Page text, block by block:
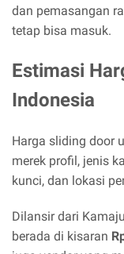
dan pemasangan
tetap bisa masuk.
Estimasi
Indonesia
Harga sliding door
merek profil, jenis
kunci, dan lokasi
Dilansir dari
berada di kisaran